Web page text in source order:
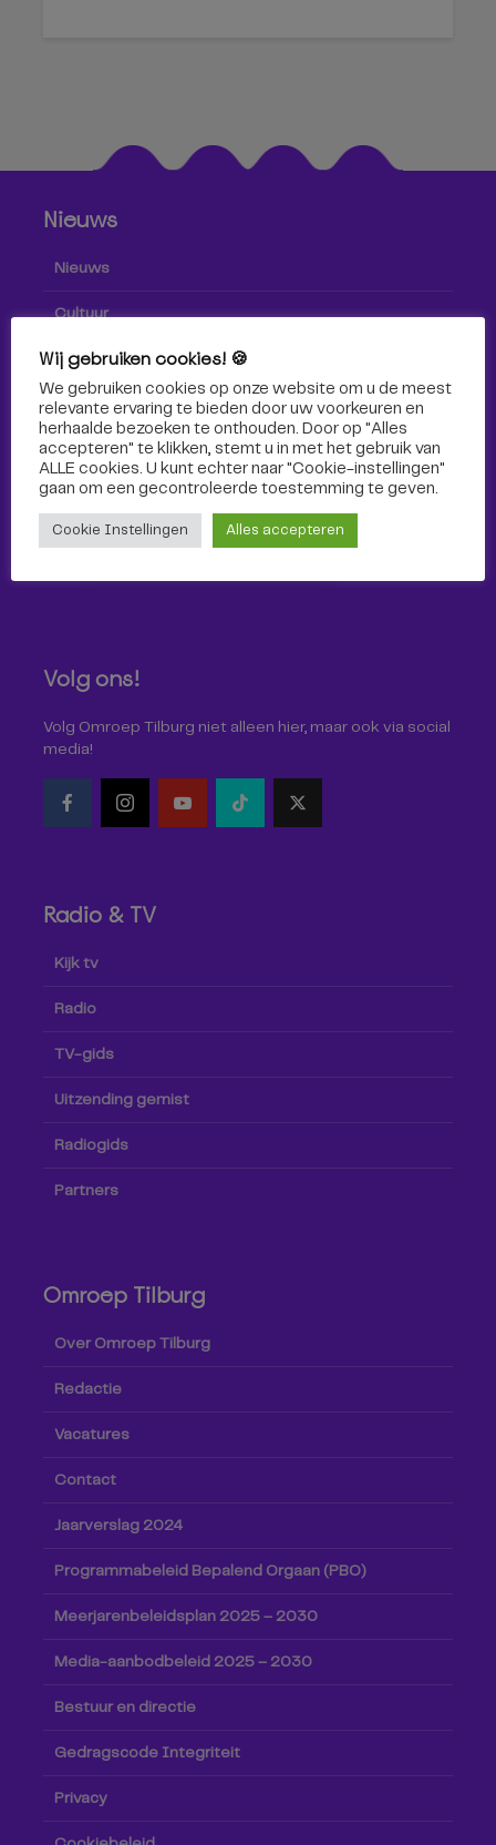
Nieuws
Nieuws
Cultuur
Sport
Volg ons!
Volg Omroep Tilburg niet alleen hier, maar ook via social
media!
Radio & TV
Kijk tv
Radio
TV-gids
Uitzending gemist
Radiogids
Partners
Omroep Tilburg
Over Omroep Tilburg
Redactie
Vacatures
Contact
Jaarverslag 2024
Programmabeleid Bepalend Orgaan (PBO)
Meerjarenbeleidsplan 2025 – 2030
Media-aanbodbeleid 2025 – 2030
Bestuur en directie
Gedragscode Integriteit
Privacy
Wij gebruiken cookies! 🍪
We gebruiken cookies op onze website om u de meest
relevante ervaring te bieden door uw voorkeuren en
herhaalde bezoeken te onthouden. Door op "Alles
accepteren" te klikken, stemt u in met het gebruik van
ALLE cookies. U kunt echter naar "Cookie-instellingen"
gaan om een ​​gecontroleerde toestemming te geven.
Cookie Instellingen Alles accepteren